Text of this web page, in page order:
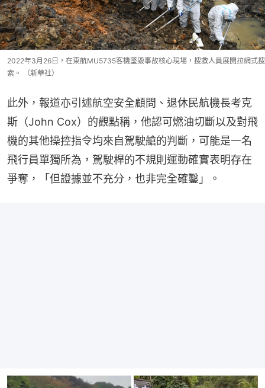
2022年3月26日，在東航MU5735客機墜毀事故核心現場，搜救人員展開拉網式搜
索。 （新華社）
此外，報道亦引述航空安全顧問、退休民航機長考克
斯（John Cox）的觀點稱，他認可燃油切斷以及對飛
機的其他操控指令均來自駕駛艙的判斷，可能是一名
飛行員單獨所為，駕駛桿的不規則運動確實表明存在
爭奪，「但證據並不充分，也非完全確鑿」。